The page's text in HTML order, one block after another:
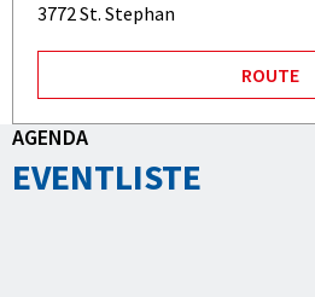
3772 St. Stephan
ROUTE
AGENDA
EVENTLISTE